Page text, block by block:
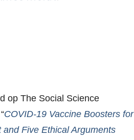
op The Social Science
COVID-19 Vaccine Boosters for
and Five Ethical Arguments